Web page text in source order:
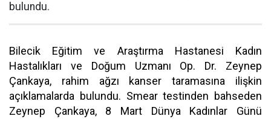
bulundu.
Bilecik Eğitim ve Araştırma Hastanesi Kadın
Hastalıkları ve Doğum Uzmanı Op. Dr. Zeynep
Çankaya, rahim ağzı kanser taramasına ilişkin
açıklamalarda bulundu. Smear testinden bahseden
Zeynep Çankaya, 8 Mart Dünya Kadınlar Günü